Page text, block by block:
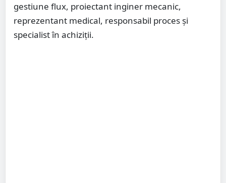
gestiune flux, proiectant inginer mecanic,
reprezentant medical, responsabil proces și
specialist în achiziții.